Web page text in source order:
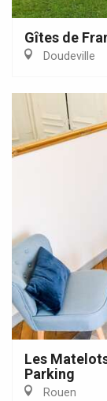
Gîtes de
Doudeville
Les
Parking
Rouen